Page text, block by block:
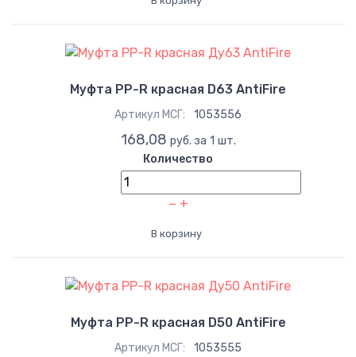
Муфта PP-R красная D63 AntiFire
Артикул МСГ: 1053556
168,08 руб. за 1 шт.
Количество
− +
В корзину
Муфта PP-R красная D50 AntiFire
Артикул МСГ: 1053555